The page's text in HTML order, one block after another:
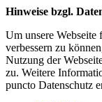
Hinweise bzgl.
Um unsere Webseite
verbessern zu
Nutzung der
zu. Weitere
puncto Datenschutz